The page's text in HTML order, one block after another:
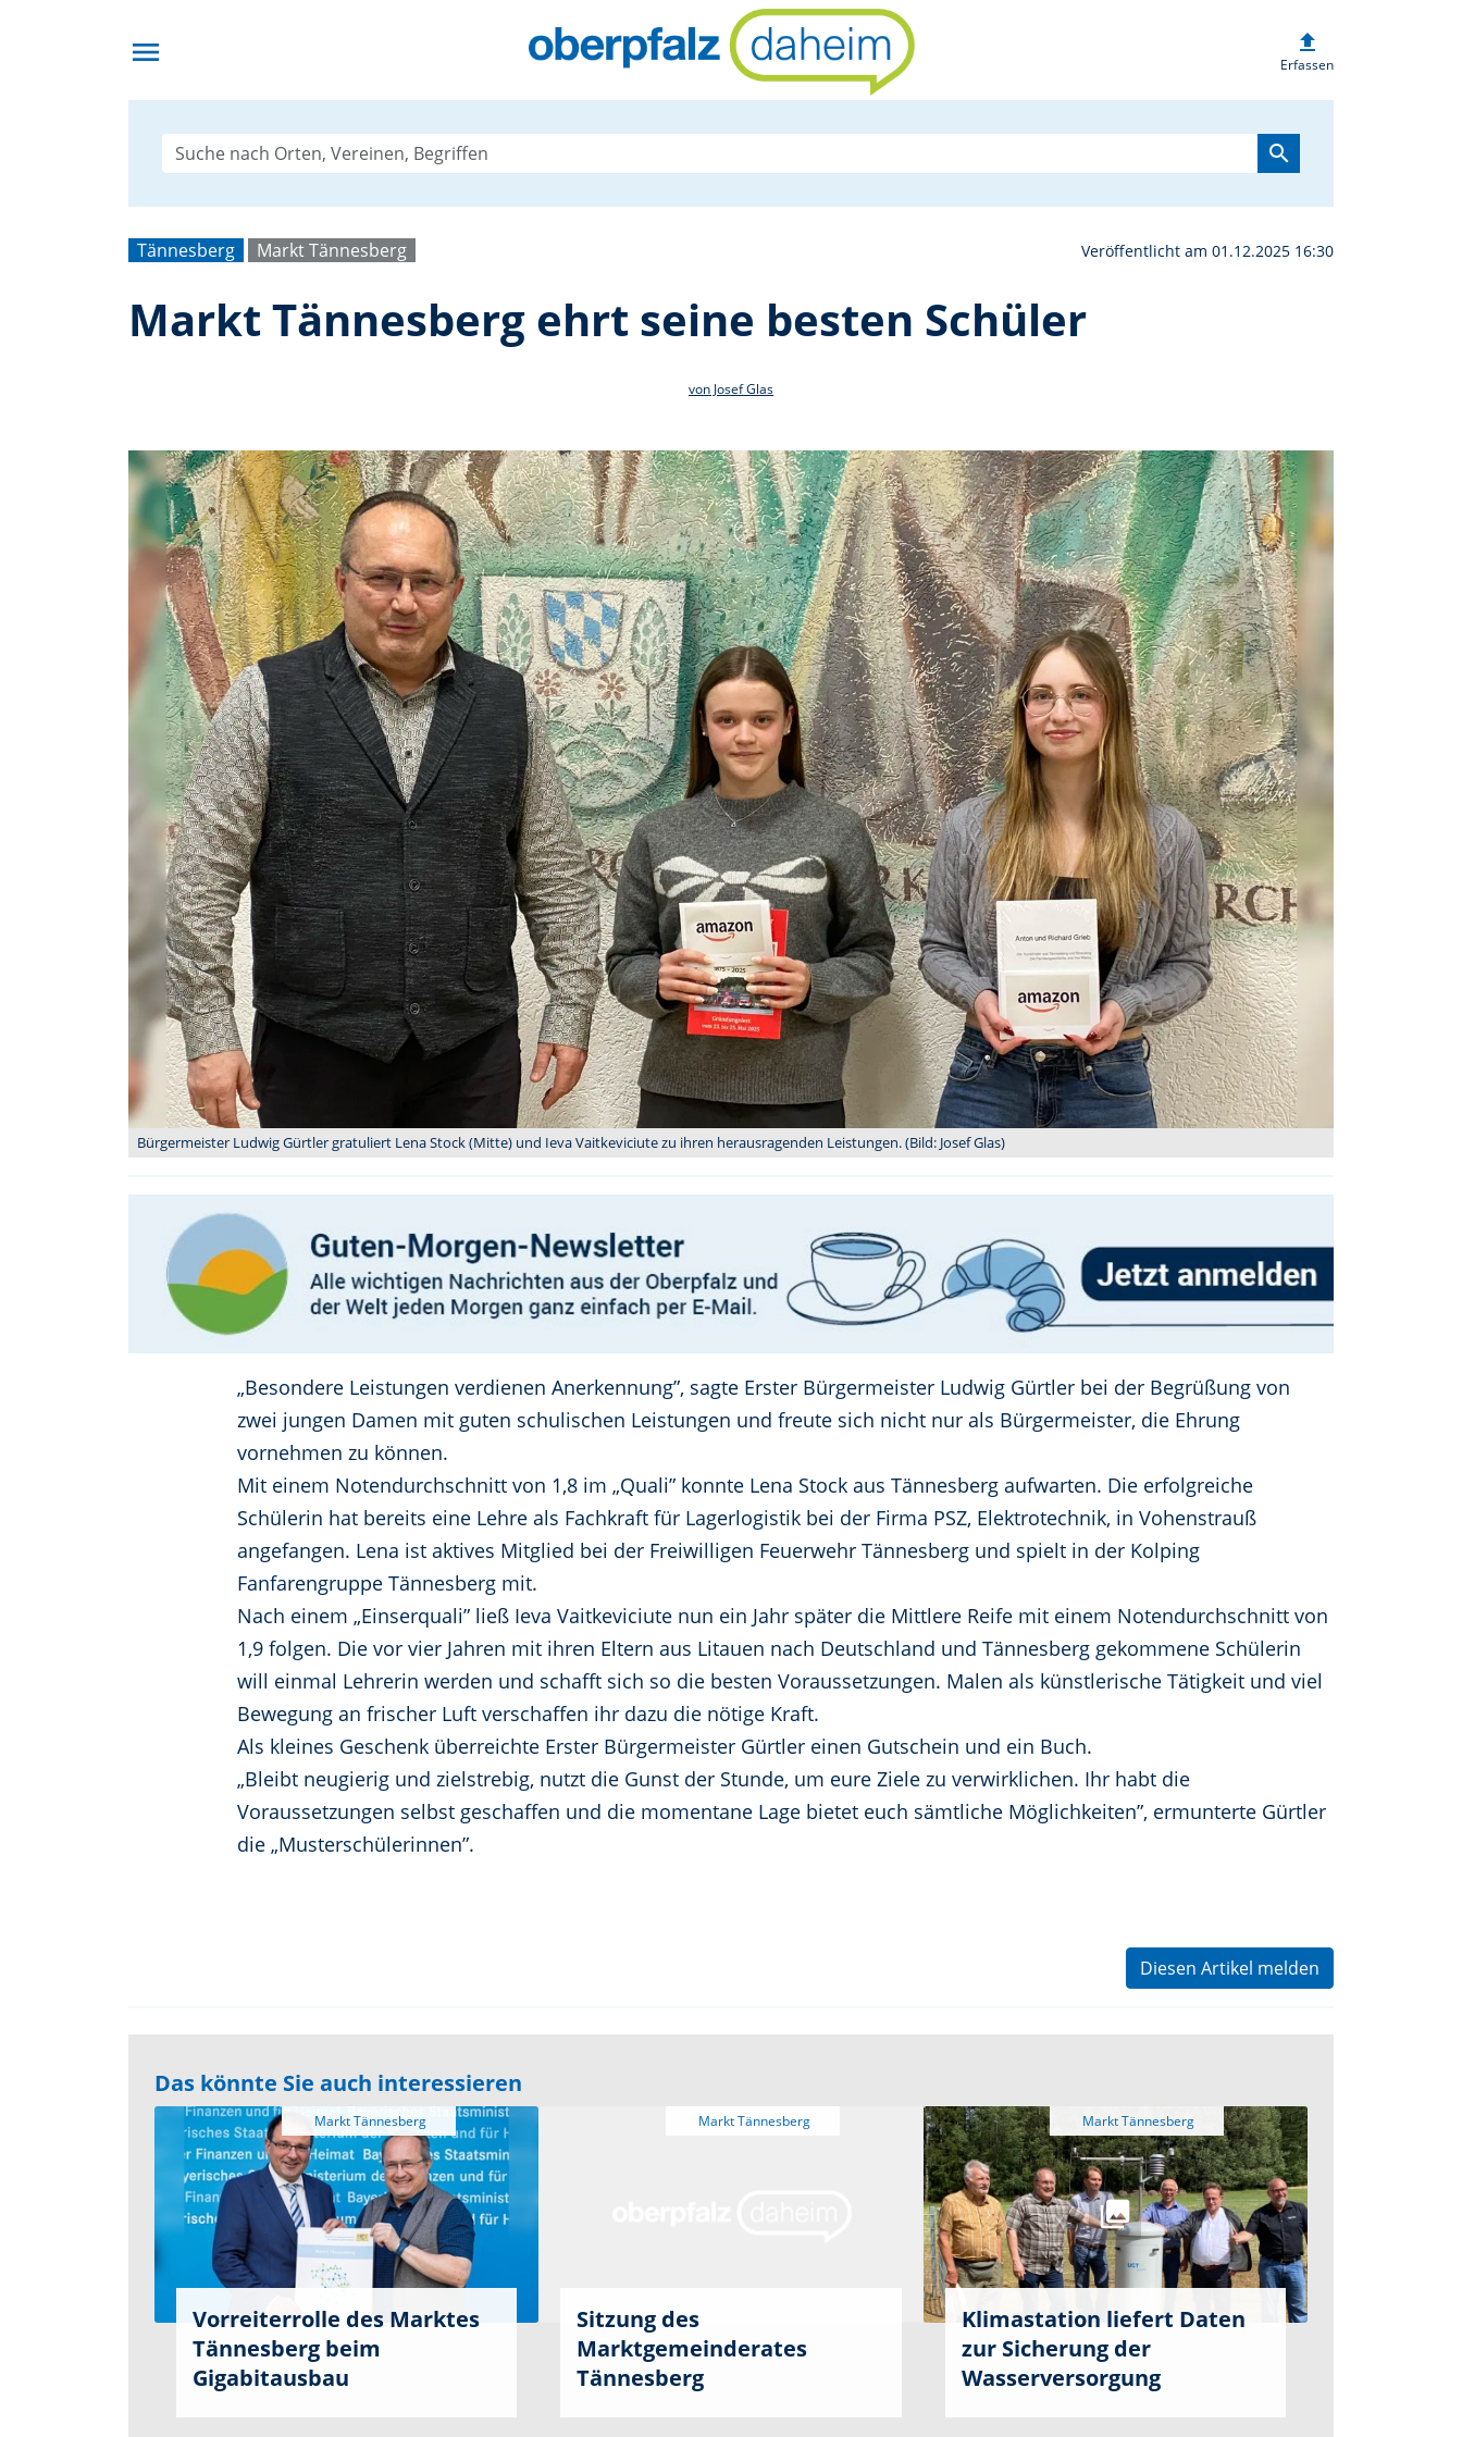
menu Markt Tännesberg ehrt seine
upload
Erfassen
search
Tännesberg Markt Tännesberg Veröffentlicht am 01.12.2025 16:30
Markt Tännesberg ehrt seine besten Schüler
von Josef Glas
Bürgermeister Ludwig Gürtler gratuliert Lena Stock (Mitte) und Ieva Vaitkeviciute zu ihren herausragenden Leistungen. (Bild: Josef Glas)
„Besondere Leistungen verdienen Anerkennung”, sagte Erster Bürgermeister Ludwig Gürtler bei der Begrüßung von
zwei jungen Damen mit guten schulischen Leistungen und freute sich nicht nur als Bürgermeister, die Ehrung
vornehmen zu können.
Mit einem Notendurchschnitt von 1,8 im „Quali” konnte Lena Stock aus Tännesberg aufwarten. Die erfolgreiche
Schülerin hat bereits eine Lehre als Fachkraft für Lagerlogistik bei der Firma PSZ, Elektrotechnik, in Vohenstrauß
angefangen. Lena ist aktives Mitglied bei der Freiwilligen Feuerwehr Tännesberg und spielt in der Kolping
Fanfarengruppe Tännesberg mit.
Nach einem „Einserquali” ließ Ieva Vaitkeviciute nun ein Jahr später die Mittlere Reife mit einem Notendurchschnitt von
1,9 folgen. Die vor vier Jahren mit ihren Eltern aus Litauen nach Deutschland und Tännesberg gekommene Schülerin
will einmal Lehrerin werden und schafft sich so die besten Voraussetzungen. Malen als künstlerische Tätigkeit und viel
Bewegung an frischer Luft verschaffen ihr dazu die nötige Kraft.
Als kleines Geschenk überreichte Erster Bürgermeister Gürtler einen Gutschein und ein Buch.
„Bleibt neugierig und zielstrebig, nutzt die Gunst der Stunde, um eure Ziele zu verwirklichen. Ihr habt die
Voraussetzungen selbst geschaffen und die momentane Lage bietet euch sämtliche Möglichkeiten”, ermunterte Gürtler
die „Musterschülerinnen”.
Diesen Artikel melden
Das könnte Sie auch interessieren
Markt Tännesberg
Vorreiterrolle des Marktes
Tännesberg beim
Gigabitausbau
Markt Tännesberg
Sitzung des
Marktgemeinderates
Tännesberg
Klimastation liefert Daten
zur Sicherung der
Wasserversorgung